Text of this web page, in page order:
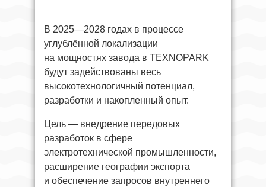
В 2025—2028 годах в процессе
углублённой локализации
на мощностях завода в TEXNOPARK
будут задействованы весь
высокотехнологичный потенциал,
разработки и накопленный опыт.
Цель — внедрение передовых
разработок в сфере
электротехнической промышленности,
расширение географии экспорта
и обеспечение запросов внутреннего